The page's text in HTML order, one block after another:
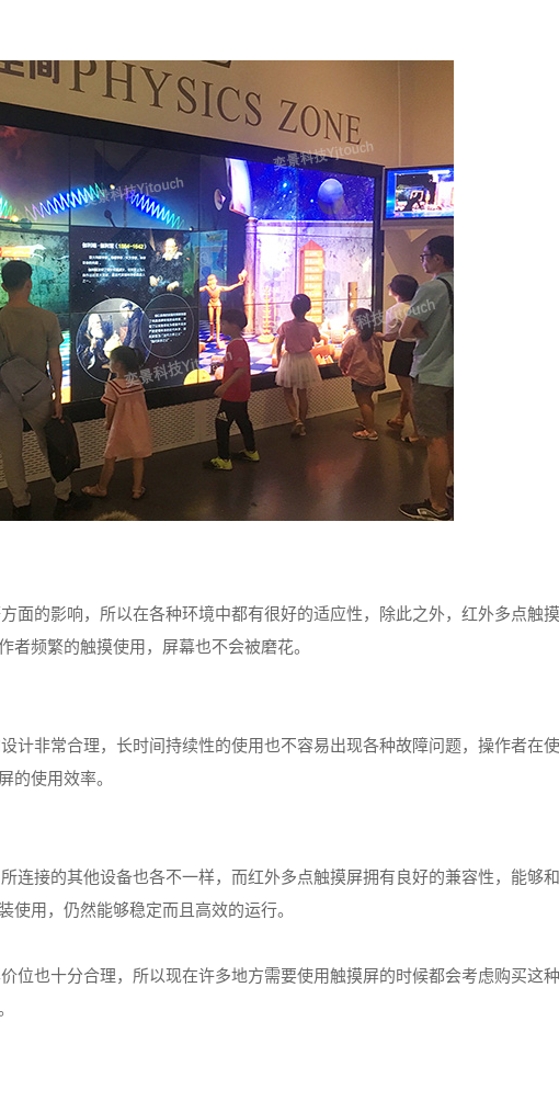
的影响，所以在各种环境中都有很好的适应性，除此之外，红外多点触
频繁的触摸使用，屏幕也不会被磨花。
非常合理，长时间持续性的使用也不容易出现各种故障问题，操作者在
的使用效率。
接的其他设备也各不一样，而红外多点触摸屏‍拥有良好的兼容性，能够和
用，仍然能够稳定而且高效的运行。
也十分合理，所以现在许多地方需要使用触摸屏的时候都会考虑购买这